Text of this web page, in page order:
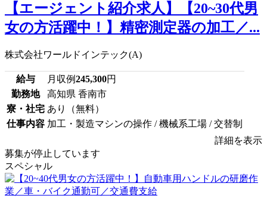
【エージェント紹介求人】【20~30代男
女の方活躍中！】精密測定器の加工／...
株式会社ワールドインテック(A)
給与 月収例245,300円
勤務地
高知県 香南市
寮・社宅 あり（無料）
仕事内容 加工・製造マシンの操作 / 機械系工場 / 交替制
詳細を表示
募集が停止しています
スペシャル